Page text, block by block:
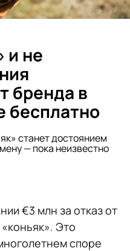
и не
бренда в
бесплатно
станет достоянием
— пока неизвестно
€3 млн за отказ от
Это
споре